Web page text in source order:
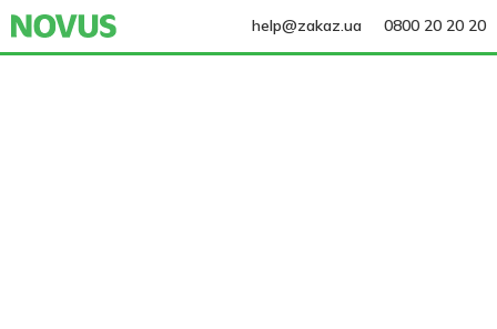
help@zakaz.ua 0800 20 20 20